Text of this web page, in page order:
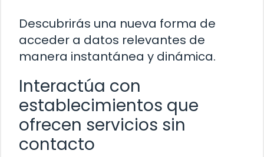
Descubrirás una nueva forma de
acceder a datos relevantes de
manera instantánea y dinámica.
Interactúa con
establecimientos que
ofrecen servicios sin
contacto